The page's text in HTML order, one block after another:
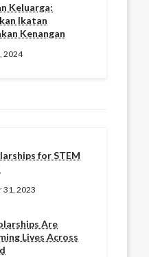
Keluarga:
Ikatan
Kenangan
2024
for STEM
31, 2023
Are
Lives Across